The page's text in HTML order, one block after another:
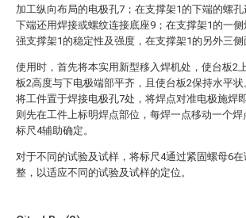
加工纵向布局的电极孔7；在支撑架1的下端的螺
下端还用焊接或螺纹连接底座9；在支撑架1的一
强支撑架1的稳定性及强度，在支撑架1的另外三侧
使用时，首先将本实用新型移入焊机处，使台板2
板2高度与下电极端部平齐，且使台板2保持水平
将工件置于焊接电极孔7处，将焊点对准电极施焊
则先在工件上标明焊点部位，每焊一点移动一个
标尺4辅助确定。
对于不同的试验及试样，将标尺4通过紧固螺母6
整，以适应不同的试验及试样的定位。